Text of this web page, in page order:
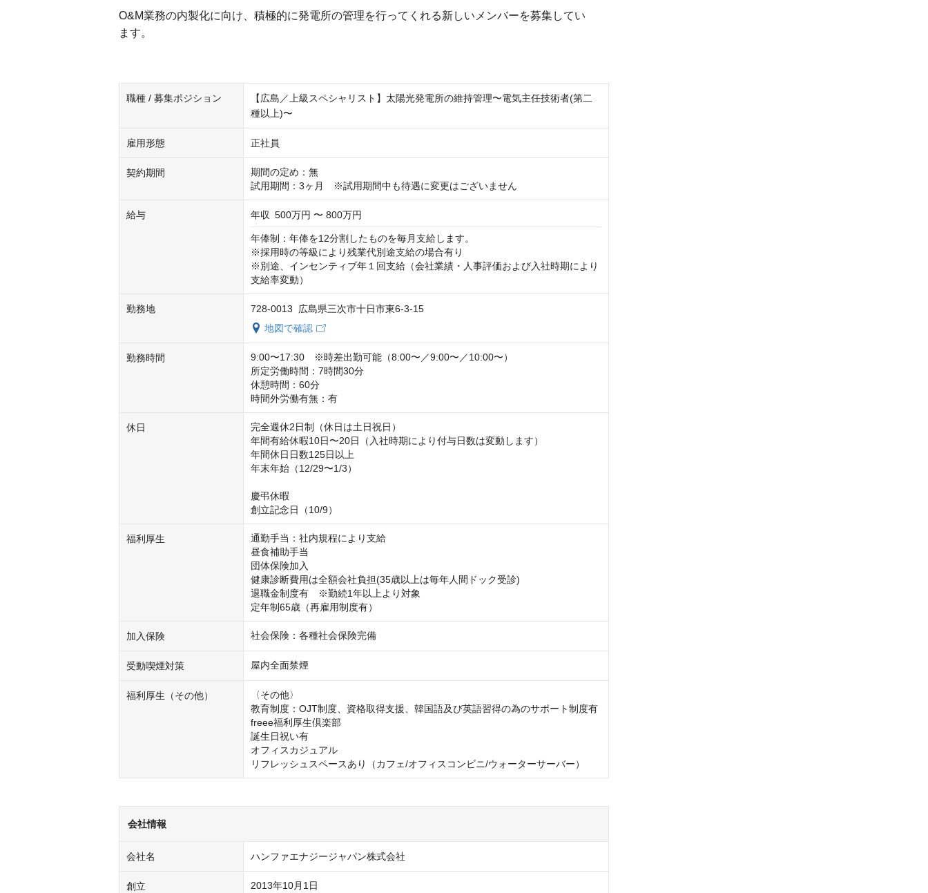
O&M業務の内製化に向け、積極的に発電所の管理を行ってくれる新しいメンバーを募集してい
ます。
職種 / 募集ポジション
【広島／上級スペシャリスト】太陽光発電所の維持管理〜電気主任技術者(第二
種以上)〜
雇用形態 正社員
契約期間
期間の定め：無
試用期間：3ヶ月　※試用期間中も待遇に変更はございません
給与 年収 500万円 〜 800万円
年俸制：年俸を12分割したものを毎月支給します。
※採用時の等級により残業代別途支給の場合有り
※別途、インセンティブ年１回支給（会社業績・人事評価および入社時期により
支給率変動）
勤務地
728-0013 広島県三次市十日市東6-3-15
地図で確認
勤務時間
9:00〜17:30　※時差出勤可能（8:00〜／9:00〜／10:00〜）
所定労働時間：7時間30分
休憩時間：60分
時間外労働有無：有
休日
完全週休2日制（休日は土日祝日）
年間有給休暇10日〜20日（入社時期により付与日数は変動します）
年間休日日数125日以上
年末年始（12/29〜1/3）
慶弔休暇
創立記念日（10/9）
福利厚生
通勤手当：社内規程により支給
昼食補助手当
団体保険加入
健康診断費用は全額会社負担(35歳以上は毎年人間ドック受診)
退職金制度有　※勤続1年以上より対象
定年制65歳（再雇用制度有）
加入保険 社会保険：各種社会保険完備
受動喫煙対策 屋内全面禁煙
福利厚生（その他）
〈その他〉
教育制度：OJT制度、資格取得支援、韓国語及び英語習得の為のサポート制度有
freee福利厚生倶楽部
誕生日祝い有
オフィスカジュアル
リフレッシュスペースあり（カフェ/オフィスコンビニ/ウォーターサーバー）
会社情報
会社名 ハンファエナジージャパン株式会社
創立